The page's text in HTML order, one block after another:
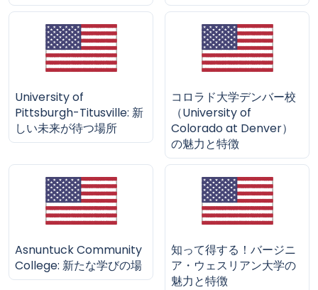
University of
Pittsburgh-Titusville: 新
しい未来が待つ場所
コロラド大学デンバー校
（University of
Colorado at Denver）
の魅力と特徴
Asnuntuck Community
College: 新たな学びの場
知って得する！バージニ
ア・ウェスリアン大学の
魅力と特徴